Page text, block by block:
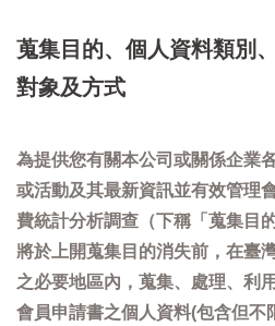
蒐集目的、個人資料類別
對象及方式
為提供您有關本公司或關係企業
或活動及其最新資訊並有效管理
費統計分析調查（下稱「蒐集目
將於上開蒐集目的消失前，在臺
之必要地區內，蒐集、處理、利
會員申請書之個人資料(包含但不